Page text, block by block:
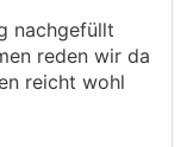
nachgefüllt
reden wir da
reicht wohl